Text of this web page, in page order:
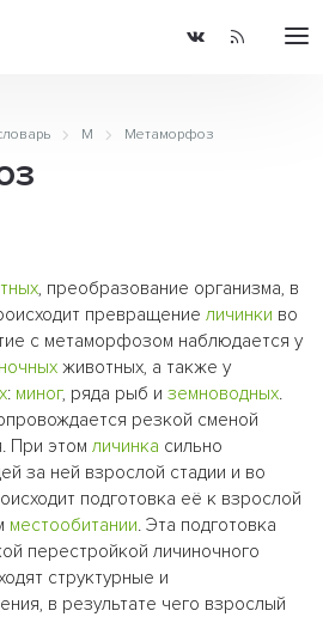
М Метаморфоз
, преобразование организма, в
превращение личинки во
с метаморфозом наблюдается у
животных, а также у
: миног, ряда рыб и земноводных.
резкой сменой
При этом личинка сильно
за ней взрослой стадии и во
подготовка её к взрослой
местообитании. Эта подготовка
перестройкой личиночного
структурные и
в результате чего взрослый